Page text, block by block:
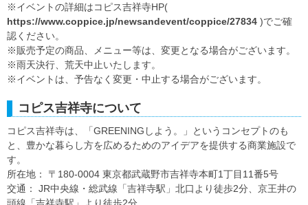
※イベントの詳細はコピス吉祥寺HP(
https://www.coppice.jp/newsandevent/coppice/27834 )でご確
認ください。
※販売予定の商品、メニュー等は、変更となる場合がございます。
※雨天決行、荒天中止いたします。
※イベントは、予告なく変更・中止する場合がございます。
コピス吉祥寺について
コピス吉祥寺は、「GREENINGしよう。」というコンセプトのも
と、豊かな暮らし方を広めるためのアイデアを提供する商業施設で
す。
所在地： 〒180-0004 東京都武蔵野市吉祥寺本町1丁目11番5号
交通： JR中央線・総武線「吉祥寺駅」北口より徒歩2分、京王井の
頭線「吉祥寺駅」より徒歩2分